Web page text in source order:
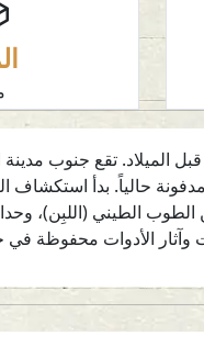
هي مستوطنة يعود تاريخها إلى العصر الحديدي
الطيني (اللبِن)،
وآثار الأدوات محفوظة في